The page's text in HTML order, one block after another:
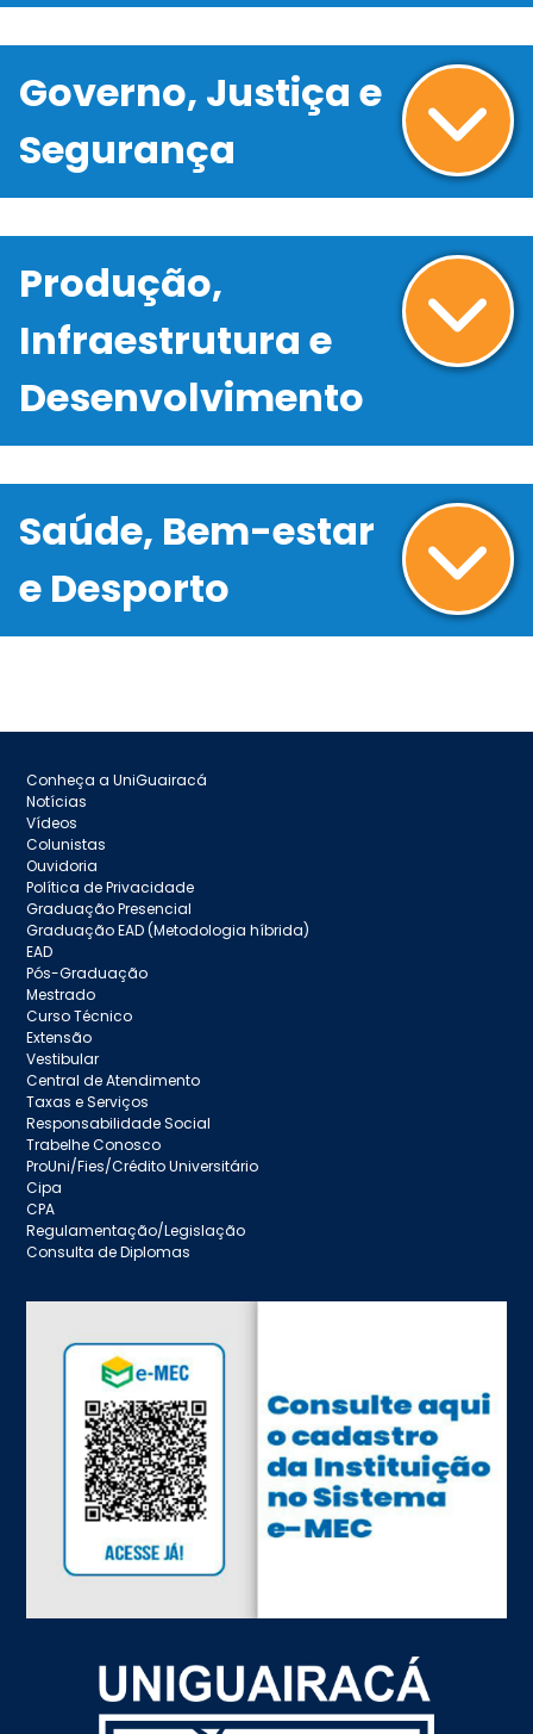
Governo, Justiça e
Segurança
Produção,
Infraestrutura e
Desenvolvimento
Saúde, Bem-estar
e Desporto
Conheça a UniGuairacá
Notícias
Vídeos
Colunistas
Ouvidoria
Política de Privacidade
Graduação Presencial
Graduação EAD (Metodologia híbrida)
EAD
Pós-Graduação
Mestrado
Curso Técnico
Extensão
Vestibular
Central de Atendimento
Taxas e Serviços
Responsabilidade Social
Trabelhe Conosco
ProUni/Fies/Crédito Universitário
Cipa
CPA
Regulamentação/Legislação
Consulta de Diplomas